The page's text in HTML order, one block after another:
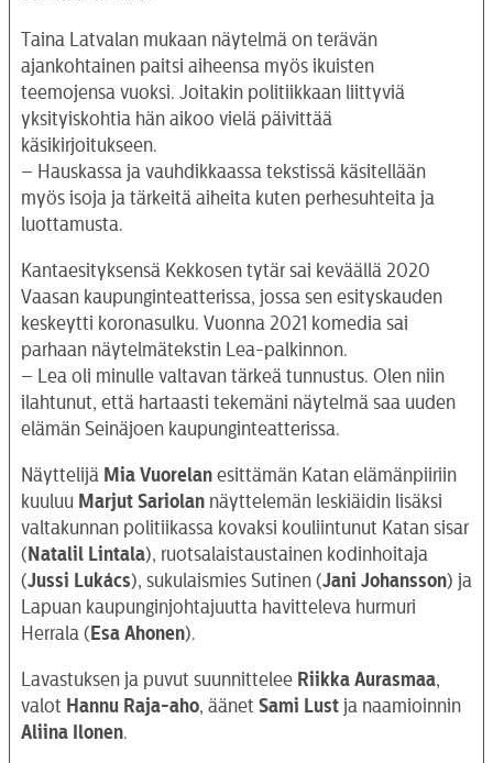
Taina Latvalan mukaan näytelmä on terävän
ajankohtainen paitsi aiheensa myös ikuisten
teemojensa vuoksi. Joitakin politiikkaan liittyviä
yksityiskohtia hän aikoo vielä päivittää
käsikirjoitukseen.
– Hauskassa ja vauhdikkaassa tekstissä käsitellään
myös isoja ja tärkeitä aiheita kuten perhesuhteita ja
luottamusta.
Kantaesityksensä Kekkosen tytär sai keväällä 2020
Vaasan kaupunginteatterissa, jossa sen esityskauden
keskeytti koronasulku. Vuonna 2021 komedia sai
parhaan näytelmätekstin Lea-palkinnon.
– Lea oli minulle valtavan tärkeä tunnustus. Olen niin
ilahtunut, että hartaasti tekemäni näytelmä saa uuden
elämän Seinäjoen kaupunginteatterissa.
Näyttelijä Mia Vuorelan esittämän Katan elämänpiiriin
kuuluu Marjut Sariolan näyttelemän leskiäidin lisäksi
valtakunnan politiikassa kovaksi kouliintunut Katan sisar
( Natalil Lintala), ruotsalaistaustainen kodinhoitaja
(Jussi Lukács), sukulaismies Sutinen (Jani Johansson) ja
Lapuan kaupunginjohtajuutta havitteleva hurmuri
Herrala ( Esa Ahonen).
Lavastuksen ja puvut suunnittelee Riikka Aurasmaa,
valot Hannu Raja-aho, äänet Sami Lust ja naamioinnin
Aliina
Ilonen.